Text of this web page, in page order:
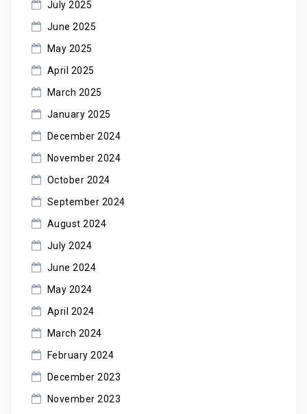
July 2025
June 2025
May 2025
April 2025
March 2025
January 2025
December 2024
November 2024
October 2024
September 2024
August 2024
July 2024
June 2024
May 2024
April 2024
March 2024
February 2024
December 2023
November 2023